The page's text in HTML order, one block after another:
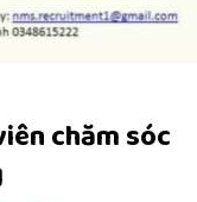
chăm sóc